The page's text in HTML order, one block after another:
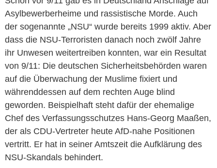
Asylbewerberheime und rassistische Morde. Auch
der sogenannte „NSU“ wurde bereits 1999 aktiv. Aber
dass die NSU-Terroristen danach noch zwölf Jahre
ihr Unwesen weitertreiben konnten, war ein Resultat
von 9/11: Die deutschen Sicherheitsbehörden waren
auf die Überwachung der Muslime fixiert und
währenddessen auf dem rechten Auge blind
geworden. Beispielhaft steht dafür der ehemalige
Chef des Verfassungsschutzes Hans-Georg Maaßen,
der als CDU-Vertreter heute AfD-nahe Positionen
vertritt. Er hat in seiner Amtszeit die Aufklärung des
NSU-Skandals behindert.